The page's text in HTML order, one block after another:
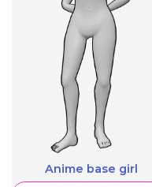
Anime base girl